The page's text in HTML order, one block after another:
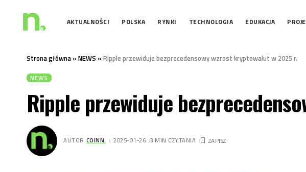
AKTUALNOŚCI POLSKA RYNKI TECHNOLOGIA EDUKACJA
Strona główna » NEWS » Ripple przewiduje bezprecedensowy wzrost kryptowalut w 2025 r.
NEWS
Ripple przewiduje
AUTOR COINN. . 2025-01-26 3 MIN CZYTANIA